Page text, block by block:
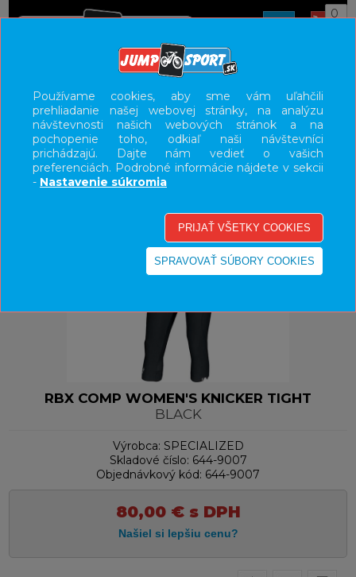
0
UŽÍVATEĽSKÝ PANEL
KATEGÓRIE
HLAVNÉ MENU
RBX COMP WOMEN'S KNICKER TIGHT
BLACK
Výrobca: SPECIALIZED
Skladové číslo: 644-9007
Objednávkový kód: 644-9007
80,00 €s DPH
Používame cookies, aby sme vám uľahčili
prehliadanie našej webovej stránky, na analýzu
návštevnosti našich webových stránok a na
pochopenie toho, odkiaľ naši návštevníci
prichádzajú. Dajte nám vedieť o vašich
preferenciách. Podrobné informácie nájdete v sekcii
- Nastavenie súkromia